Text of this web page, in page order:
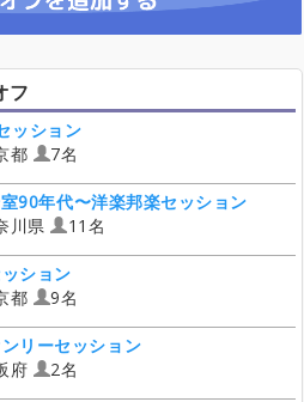
フ
ッション
都
7名
90年代〜洋楽邦楽セッション
川県
11名
ション
都
9名
リーセッション
府
2名